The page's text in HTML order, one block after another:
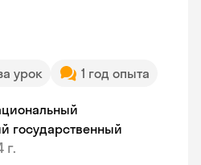
урок 1 год опыта
государственный
г.